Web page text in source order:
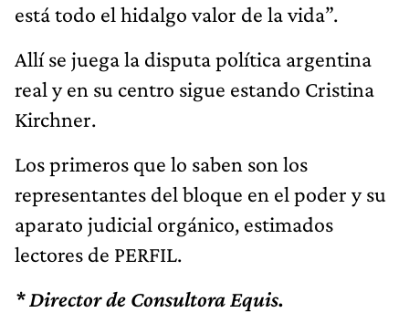
está todo el hidalgo valor de la vida”.
Allí se juega la disputa política argentina
real y en su centro sigue estando Cristina
Kirchner.
Los primeros que lo saben son los
representantes del bloque en el poder y su
aparato judicial orgánico, estimados
lectores de PERFIL.
* Director de Consultora Equis.